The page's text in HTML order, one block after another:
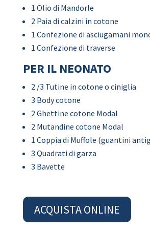
1 Olio di Mandorle
2 Paia di calzini in cotone
1 Confezione di asciugamani
1 Confezione di traverse
PER IL NEONATO
2 /3 Tutine in cotone o ciniglia
3 Body cotone
2 Ghettine cotone Modal
2 Mutandine cotone Modal
1 Coppia di Muffole (guantini
3 Quadrati di garza
3 Bavette
ACQUISTA ONLINE